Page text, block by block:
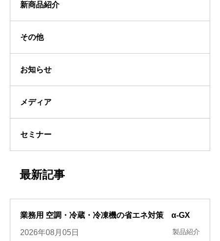
新商品紹介
その他
お知らせ
メディア
セミナー
最新記事
業務用 空調・冷蔵・冷凍機の省エネ対策 α-GX
2026年08月05日 製品紹介